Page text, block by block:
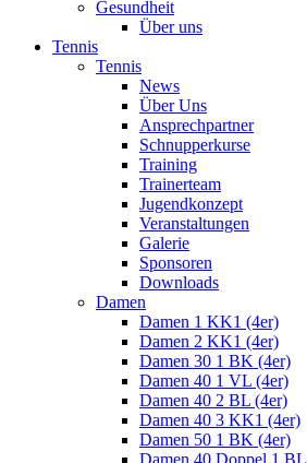
Gesundheit
Über uns
Tennis
Tennis
News
Über Uns
Ansprechpartner
Schnupperkurse
Training
Trainerteam
Jugendkonzept
Veranstaltungen
Galerie
Sponsoren
Downloads
Damen
Damen 1 KK1 (4er)
Damen 2 KK1 (4er)
Damen 30 1 BK (4er)
Damen 40 1 VL (4er)
Damen 40 2 BL (4er)
Damen 40 3 KK1 (4er)
Damen 50 1 BK (4er)
Damen 40 Doppel 1 BL